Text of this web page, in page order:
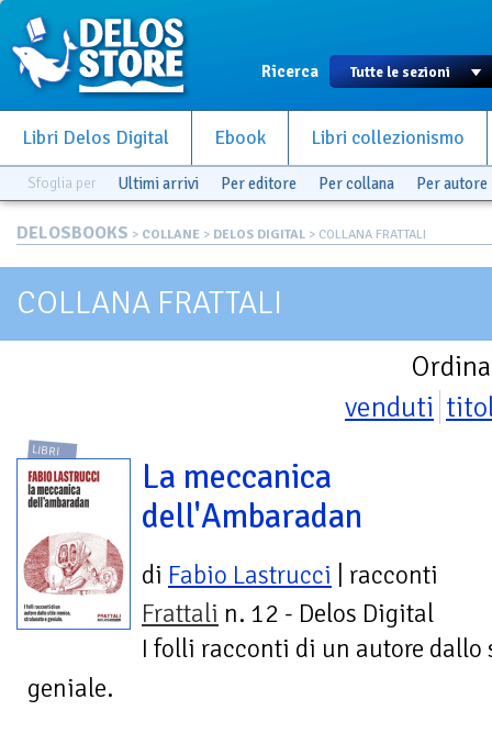
Ricerca
Libri Delos Digital Ebook Libri collezionismo
Sfoglia per Ultimi arrivi Per editore Per collana Per autore
DELOSBOOKS > COLLANE > DELOS DIGITAL > COLLANA FRATTALI
COLLANA FRATTALI
venduti
LIBRI
La meccanica
dell'Ambaradan
di Fabio Lastrucci | racconti
Frattali n. 12 - Delos Digital
I folli racconti di un autore
geniale.